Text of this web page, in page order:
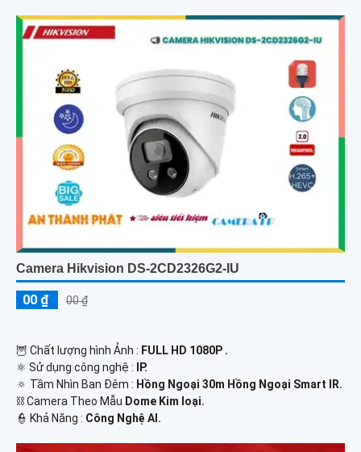
Camera Hikvision DS-2CD2326G2-IU
00 ₫ 00 ₫
🦉 Chất lượng hình Ảnh : FULL HD 1080P .
⚛️ Sử dụng công nghệ :
IP.
🔅 Tầm Nhìn Ban Đêm : Hồng Ngoại 30m Hồng Ngoại Smart IR.
⛓ Camera Theo Mẫu Dome Kim loại.
️👮 Khả Năng : Công Nghệ AI.